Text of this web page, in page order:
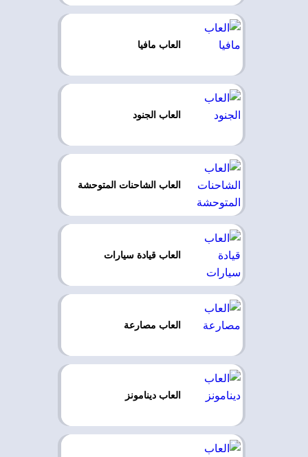
العاب مافيا
العاب الجنود
العاب الشاحنات المتوحشة
العاب قيادة سيارات
العاب مصارعة
العاب دينامونز